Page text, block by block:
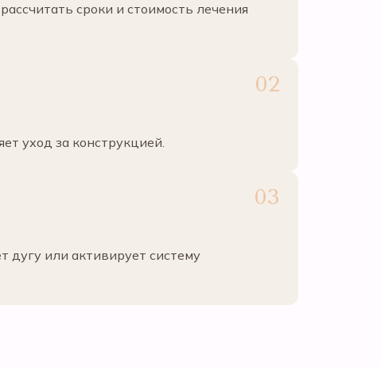
сроки и стоимость лечения
уход за конструкцией.
дугу или активирует систему